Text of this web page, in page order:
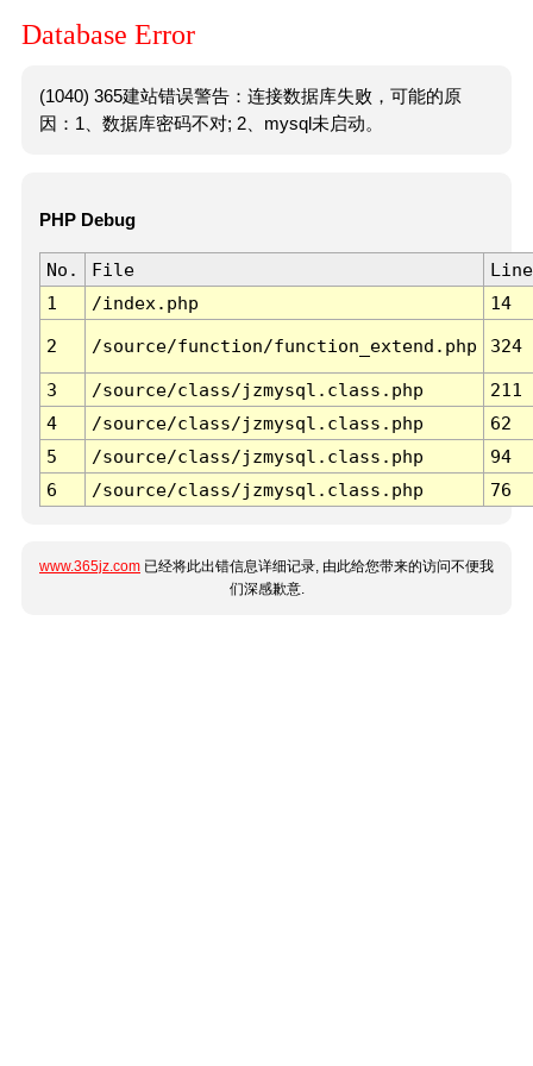
Database Error
(1040) 365建站错误警告：连接数据库失败，可能的原
因：1、数据库密码不对; 2、mysql未启动。
PHP Debug
No. File
Line
1
/index.php 14
2 /source/function/function_extend.php 324
3 /source/class/jzmysql.class.php
211
4
/source/class/jzmysql.class.php
62
5
/source/class/jzmysql.class.php
94
6
/source/class/jzmysql.class.php 76
www.365jz.com 已经将此出错信息详细记录, 由此给您带来的访问不便我
们深感歉意.